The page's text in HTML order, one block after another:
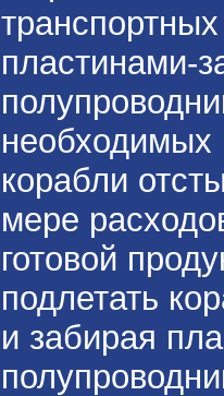
пластинами-
необходимых
корабли
мере
готовой
подлетать
и забирая